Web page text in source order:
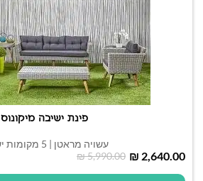
פינת ישיבה מיקונוס
עשויה מראטן | 5 מקומות ישיבה
₪5,990.00 ₪ 2,640.00